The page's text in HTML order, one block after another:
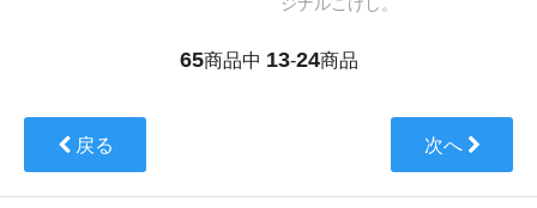
ジナルこけし。
65商品中 13-24商品
戻る 次へ